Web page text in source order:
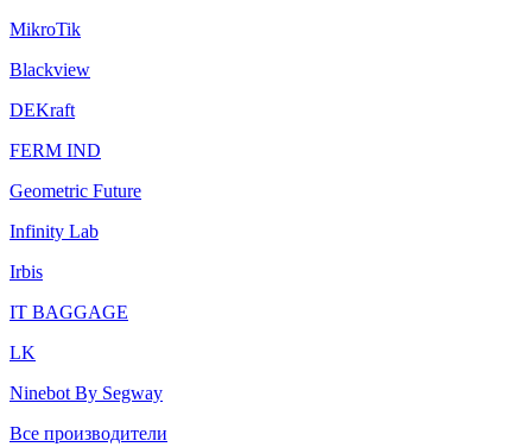
MikroTik
Blackview
DEKraft
FERM IND
Geometric Future
Infinity Lab
Irbis
IT BAGGAGE
LK
Ninebot By Segway
Все производители